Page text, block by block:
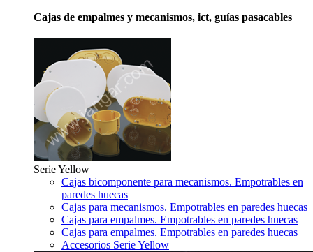
Cajas de empalmes y mecanismos, ict, guías pasacables
Serie Yellow
Cajas bicomponente para mecanismos. Empotrables en
paredes huecas
Cajas para mecanismos. Empotrables en paredes huecas
Cajas para empalmes. Empotrables en paredes huecas
Cajas para empalmes. Empotrables en paredes huecas
Accesorios Serie Yellow